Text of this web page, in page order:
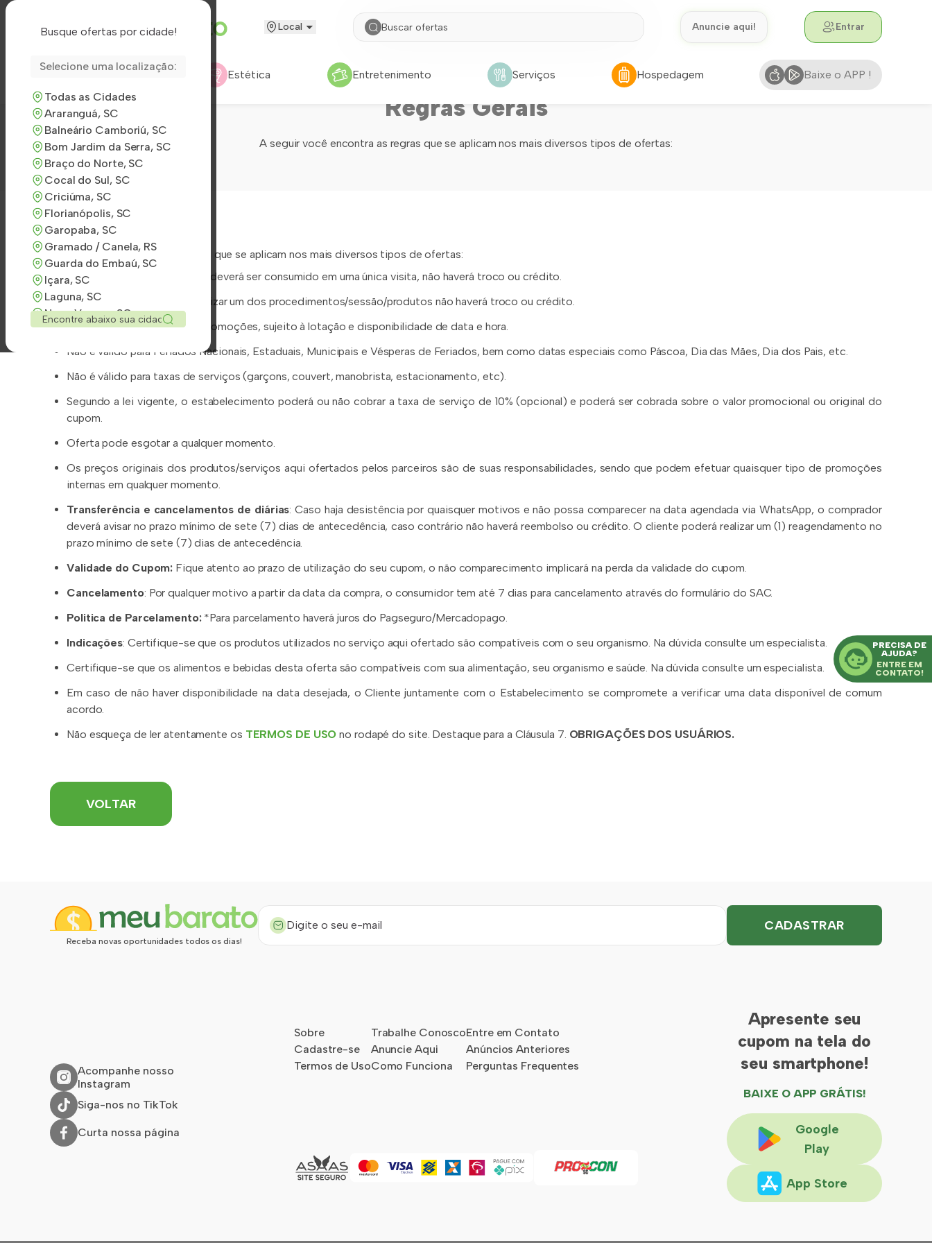
Local Anuncie aqui! Entrar
Restaurantes Estética Entretenimento Serviços Hospedagem Baixe o APP !
Busque ofertas por cidade!
Selecione uma localização:
Todas as Cidades
Araranguá, SC
Balneário Camboriú, SC
Bom Jardim da Serra, SC
Braço do Norte, SC
Cocal do Sul, SC
Criciúma, SC
Florianópolis, SC
Garopaba, SC
Gramado / Canela, RS
Guarda do Embaú, SC
Içara, SC
Laguna, SC
Nova Veneza, SC
Praia do Rosa, SC
Sto Amaro da Impe., SC
Timbé do Sul, SC
Torres, RS
Urubici, SC
Urussanga, SC
Regras Gerais
A seguir você encontra as regras que se aplicam nos mais diversos tipos de ofertas:
A seguir você encontra as regras que se aplicam nos mais diversos tipos de ofertas:
Geral
: O valor de seu cupom deverá ser consumido em uma única visita, não haverá troco ou crédito.
Caso a cliente não queira realizar um dos procedimentos/sessão/produtos não haverá troco ou crédito.
Não cumulativa para outras promoções, sujeito à lotação e disponibilidade de data e hora.
Não é válido para Feriados Nacionais, Estaduais, Municipais e Vésperas de Feriados, bem como datas especiais como Páscoa, Dia das Mães, Dia dos Pais, etc.
Não é válido para taxas de serviços (garçons, couvert, manobrista, estacionamento, etc).
Segundo a lei vigente, o estabelecimento poderá ou não cobrar a taxa de serviço de 10% (opcional) e poderá ser cobrada sobre o valor promocional ou original do
cupom.
Oferta pode esgotar a qualquer momento.
Os preços originais dos produtos/serviços aqui ofertados pelos parceiros são de suas responsabilidades, sendo que podem efetuar quaisquer tipo de promoções
internas em qualquer momento.
Transferência e cancelamentos de diárias: Caso haja desistência por quaisquer motivos e não possa comparecer na data agendada via WhatsApp, o comprador
deverá avisar no prazo mínimo de sete (7) dias de antecedência, caso contrário não haverá reembolso ou crédito. O cliente poderá realizar um (1) reagendamento no
prazo mínimo de sete (7) dias de antecedência.
Validade do Cupom: Fique atento ao prazo de utilização do seu cupom, o não comparecimento implicará na perda da validade do cupom.
Cancelamento: Por qualquer motivo a partir da data da compra, o consumidor tem até 7 dias para cancelamento através do formulário do SAC.
Politica de Parcelamento: *Para parcelamento haverá juros do Pagseguro/Mercadopago.
Indicações: Certifique-se que os produtos utilizados no serviço aqui ofertado são compatíveis com o seu organismo. Na dúvida consulte um especialista.
Certifique-se que os alimentos e bebidas desta oferta são compatíveis com sua alimentação, seu organismo e saúde. Na dúvida consulte um especialista.
Em caso de não haver disponibilidade na data desejada, o Cliente juntamente com o Estabelecimento se compromete a verificar uma data disponível de comum
acordo.
Não esqueça de ler atentamente os TERMOS DE USO no rodapé do site. Destaque para a Cláusula 7. OBRIGAÇÕES DOS USUÁRIOS.
VOLTAR
PRECISA DE
AJUDA?
ENTRE EM
CONTATO!
Receba novas oportunidades todos os dias!
Acompanhe nosso
Instagram
Siga-nos no TikTok
Curta nossa página
Sobre
Cadastre-se
Termos de Uso
Trabalhe Conosco
Anuncie Aqui
Como Funciona
Entre em Contato
Anúncios Anteriores
Perguntas Frequentes
Apresente seu
cupom na tela do
seu smartphone!
BAIXE O APP GRÁTIS!
Google
Play
App Store